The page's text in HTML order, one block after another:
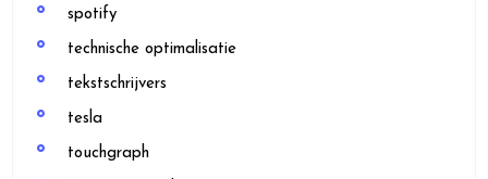
spotify
technische optimalisatie
tekstschrijvers
tesla
touchgraph